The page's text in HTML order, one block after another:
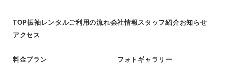
TOP振袖レンタルご利用の流れ会社情報スタッフ紹介お知らせ
アクセス
料金プラン フォトギャラリー